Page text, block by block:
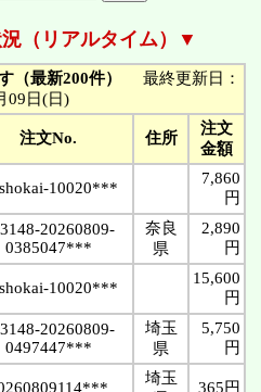
（リアルタイム）▼